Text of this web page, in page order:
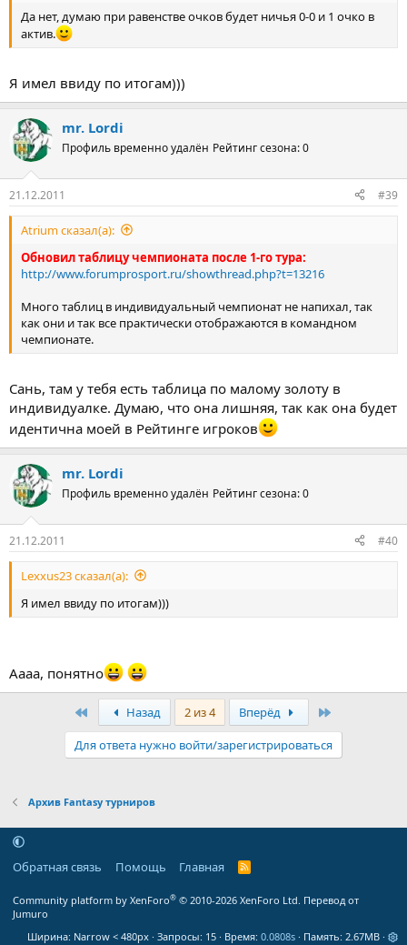
Да нет, думаю при равенстве очков будет ничья 0-0 и 1 очко в
актив.
Я имел ввиду по итогам)))
mr. Lordi
Профиль временно удалён Рейтинг сезона: 0
21.12.2011 #39
Atrium сказал(а):
Обновил таблицу чемпионата после 1-го тура:
http://www.forumprosport.ru/showthread.php?t=13216
Много таблиц в индивидуальный чемпионат не напихал, так
как они и так все практически отображаются в командном
чемпионате.
Сань, там у тебя есть таблица по малому золоту в
индивидуалке. Думаю, что она лишняя, так как она будет
идентична моей в Рейтинге игроков
mr. Lordi
Профиль временно удалён Рейтинг сезона: 0
21.12.2011 #40
Lexxus23 сказал(а):
Я имел ввиду по итогам)))
Аааа, понятно
ПервыйНазад 2 из 4 Вперёд
Для ответа нужно войти/зарегистрироваться
Архив Fantasy турниров
Обратная связь Помощь Главная
R
Community platform by XenForo® © 2010-2026 XenForo Ltd. Перевод от
Jumuro
Ширина
Запросы 15 Время 0.0808s Память 2.67MB